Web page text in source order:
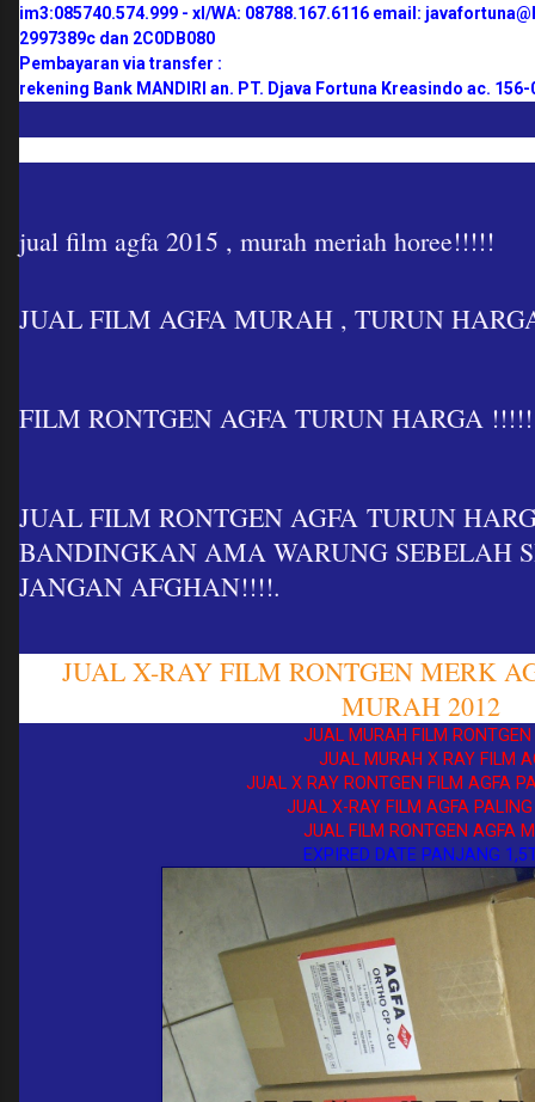
im3:085740.574.999 - xl/WA: 08788.167.6116 email:
2997389c dan 2C0DB080
Pembayaran via transfer :
rekening Bank MANDIRI an. PT. Djava Fortuna Kreasindo ac.
jual film agfa 2015 , murah meriah horee!!!!!
JUAL FILM AGFA MURAH , TURUN
FILM RONTGEN AGFA TURUN HARGA
JUAL FILM RONTGEN AGFA TURUN
BANDINGKAN AMA WARUNG SEBELAH
JANGAN AFGHAN!!!!.
JUAL X-RAY FILM RONTGEN MERK
MURAH 2012
JUAL MURAH FILM RONTGEN
JUAL MURAH X RAY FILM
JUAL X RAY RONTGEN FILM AGFA
JUAL X-RAY FILM AGFA
JUAL FILM RONTGEN AGFA
EXPIRED DATE PANJANG